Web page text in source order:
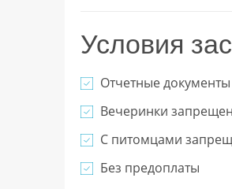
Условия
Отчетные документы
Вечеринки
С питомцами
Без предоплаты